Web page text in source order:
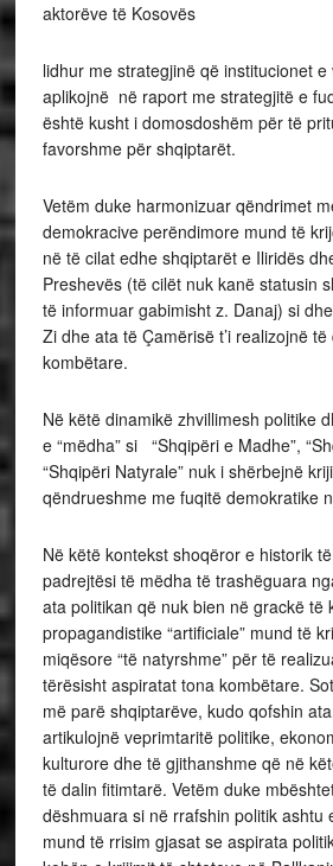
aktorëve të Kosovës
lidhur me strategjinë që institucionet
aplikojnë në raport me strategjitë e
është kusht i domosdoshëm për të
favorshme për shqiptarët.
Vetëm duke harmonizuar qëndrimet
demokracive perëndimore mund të
në të cilat edhe shqiptarët e Iliridës
Preshevës (të cilët nuk kanë statusin
të informuar gabimisht z. Danaj) si
Zi dhe ata të Çamërisë t’i realizojnë
kombëtare.
Në këtë dinamikë zhvillimesh politike
e “mëdha” si “Shqipëri e Madhe”,
“Shqipëri Natyrale” nuk i shërbejnë
qëndrueshme me fuqitë demokratike
Në këtë kontekst shoqëror e historik
padrejtësi të mëdha të trashëguara
ata politikan që nuk bien në grackë të
propagandistike “artificiale” mund të
miqësore “të natyrshme” për të
tërësisht aspiratat tona kombëtare.
më parë shqiptarëve, kudo qofshin
artikulojnë veprimtaritë politike,
kulturore dhe të gjithanshme që në
të dalin fitimtarë. Vetëm duke
dëshmuara si në rrafshin politik ashtu
mund të rrisim gjasat se aspirata